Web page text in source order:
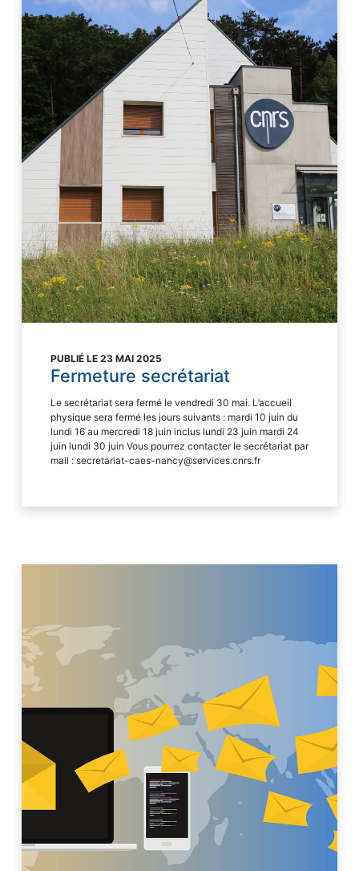
PUBLIÉ LE 23 MAI 2025
Fermeture secrétariat
Le secrétariat sera fermé le vendredi 30 mai. L’accueil
physique sera fermé les jours suivants : mardi 10 juin du
lundi 16 au mercredi 18 juin inclus lundi 23 juin mardi 24
juin lundi 30 juin Vous pourrez contacter le secrétariat par
mail : secretariat-caes-nancy@services.cnrs.fr